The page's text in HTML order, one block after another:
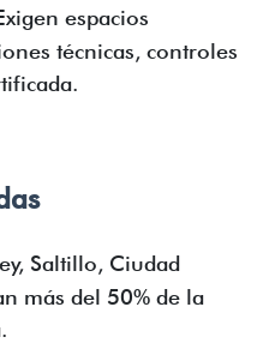
espacios
técnicas, controles
Saltillo, Ciudad
más del 50% de la